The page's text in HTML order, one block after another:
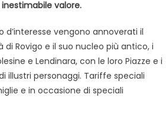
valore.
d’interesse vengono annoverati il
Rovigo e il suo nucleo più antico, i
e Lendinara, con le loro Piazze e i
illustri personaggi. Tariffe speciali
e in occasione di speciali